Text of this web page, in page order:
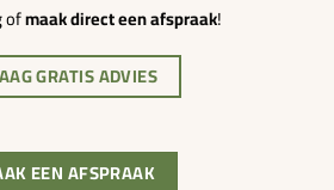
ofmaak direct een afspraak!
GRATIS ADVIES
EEN AFSPRAAK